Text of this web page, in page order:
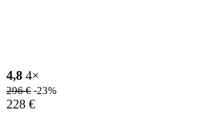
4,8 4×
296€ -23%
228 €